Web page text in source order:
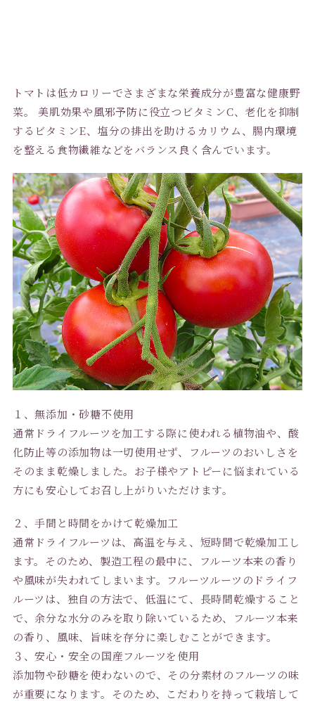
トマトは低カロリーでさまざまな栄養成分が豊富な健康野
菜。 美肌効果や風邪予防に役立つビタミンC、老化を抑制
するビタミンE、塩分の排出を助けるカリウム、腸内環境
を整える食物繊維などをバランス良く含んでいます。
１、無添加・砂糖不使用
通常ドライフルーツを加工する際に使われる植物油や、酸
化防止等の添加物は一切使用せず、フルーツのおいしさを
そのまま乾燥しました。お子様やアトピーに悩まれている
方にも安心してお召し上がりいただけます。
２、手間と時間をかけて乾燥加工
通常ドライフルーツは、高温を与え、短時間で乾燥加工し
ます。そのため、製造工程の最中に、フルーツ本来の香り
や風味が失われてしまいます。フルーツルーツのドライフ
ルーツは、独自の方法で、低温にて、長時間乾燥すること
で、余分な水分のみを取り除いているため、フルーツ本来
の香り、風味、旨味を存分に楽しむことができます。
３、安心・安全の国産フルーツを使用
添加物や砂糖を使わないので、その分素材のフルーツの味
が重要になります。そのため、こだわりを持って栽培して